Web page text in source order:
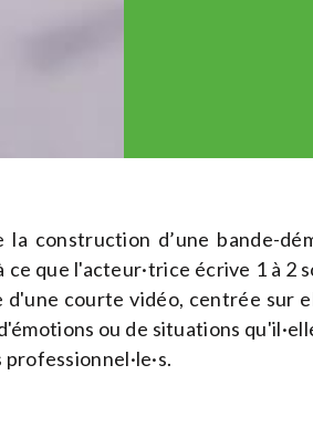
construction d’une bande-
que l'acteur·trice écrive 1 à 2
courte vidéo, centrée sur
ou de situations